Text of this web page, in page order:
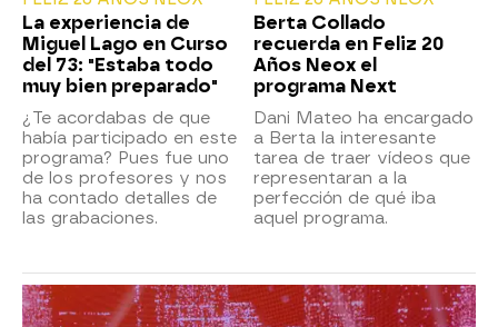
La experiencia de
Miguel Lago en Curso
del 73: "Estaba todo
muy bien preparado"
¿Te acordabas de que
había participado en este
programa? Pues fue uno
de los profesores y nos
ha contado detalles de
las grabaciones.
Berta Collado
recuerda en Feliz 20
Años Neox el
programa Next
Dani Mateo ha encargado
a Berta la interesante
tarea de traer vídeos que
representaran a la
perfección de qué iba
aquel programa.